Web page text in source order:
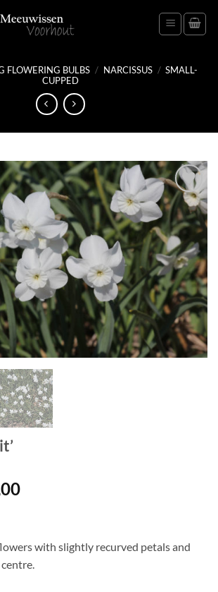
FLOWERING BULBS / NARCISSUS / SMALL-
CUPPED
Add
to
wish
list
Price
through
€50,00
with slightly recurved petals and